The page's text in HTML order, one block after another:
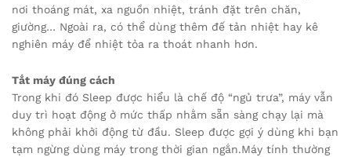
nơi thoáng mát, xa nguồn nhiệt, tránh đặt trên chăn,
giường… Ngoài ra, có thể dùng thêm đế tản nhiệt hay kê
nghiên máy để nhiệt tỏa ra thoát nhanh hơn.
Tắt máy đúng cách
Trong khi đó Sleep được hiểu là chế độ “ngủ trưa”, máy vẫn
duy trì hoạt động ở mức thấp nhằm sẵn sàng chạy lại mà
không phải khởi động từ đầu. Sleep được gợi ý dùng khi bạn
tạm ngừng dùng máy trong thời gian ngắn.Máy tính thường